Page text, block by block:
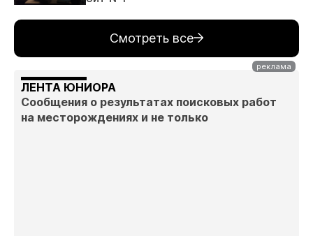
Смотреть все
ЛЕНТА ЮНИОРА
Сообщения о результатах поисковых работ
на месторождениях и не только